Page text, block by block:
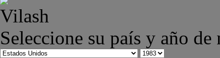
Seleccione su país y año